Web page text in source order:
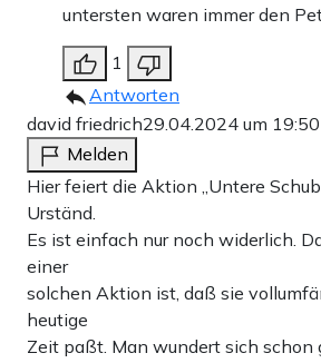
untersten waren immer den
1
Antworten
david friedrich29.04.2024 um
Melden
Hier feiert die Aktion „Untere
Urständ.
Es ist einfach nur noch widerlich.
einer
solchen Aktion ist, daß sie
heutige
Zeit paßt. Man wundert sich schon